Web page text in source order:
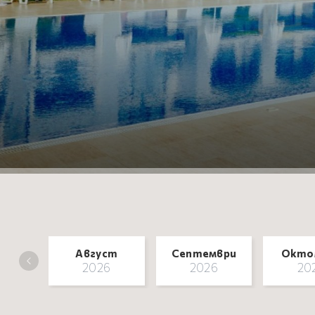
Август
2026
Септември
2026